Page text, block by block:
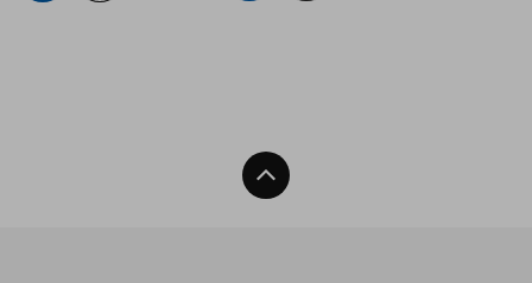
Нагоре